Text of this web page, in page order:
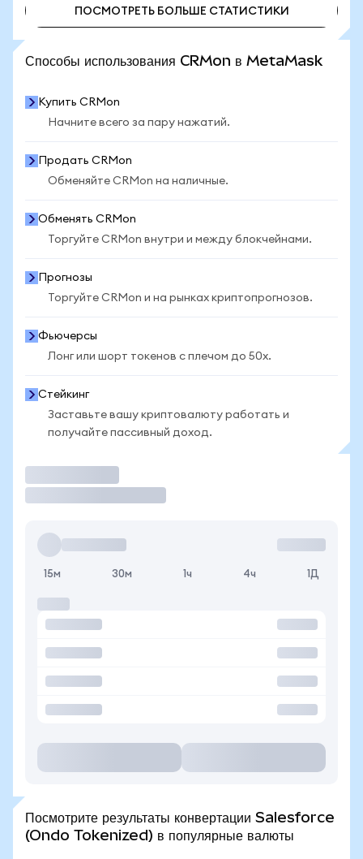
ПОСМОТРЕТЬ БОЛЬШЕ СТАТИСТИКИ
Способы использования CRMon в MetaMask
Купить CRMon
Начните всего за пару нажатий.
Продать CRMon
Обменяйте CRMon на наличные.
Обменять CRMon
Торгуйте CRMon внутри и между блокчейнами.
Прогнозы
Торгуйте CRMon и на рынках криптопрогнозов.
Фьючерсы
Лонг или шорт токенов с плечом до 50x.
Стейкинг
Заставьте вашу криптовалюту работать и
получайте пассивный доход.
15м 30м 1ч 4ч 1Д
Посмотрите результаты конвертации Salesforce
(Ondo Tokenized) в популярные валюты